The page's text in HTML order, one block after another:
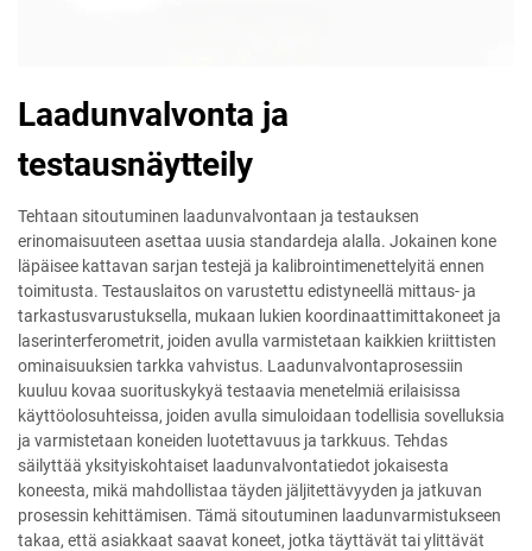
Laadunvalvonta ja
testausnäytteily
Tehtaan sitoutuminen laadunvalvontaan ja testauksen
erinomaisuuteen asettaa uusia standardeja alalla. Jokainen kone
läpäisee kattavan sarjan testejä ja kalibrointimenettelyitä ennen
toimitusta. Testauslaitos on varustettu edistyneellä mittaus- ja
tarkastusvarustuksella, mukaan lukien koordinaattimittakoneet ja
laserinterferometrit, joiden avulla varmistetaan kaikkien kriittisten
ominaisuuksien tarkka vahvistus. Laadunvalvontaprosessiin
kuuluu kovaa suorituskykyä testaavia menetelmiä erilaisissa
käyttöolosuhteissa, joiden avulla simuloidaan todellisia sovelluksia
ja varmistetaan koneiden luotettavuus ja tarkkuus. Tehdas
säilyttää yksityiskohtaiset laadunvalvontatiedot jokaisesta
koneesta, mikä mahdollistaa täyden jäljitettävyyden ja jatkuvan
prosessin kehittämisen. Tämä sitoutuminen laadunvarmistukseen
takaa, että asiakkaat saavat koneet, jotka täyttävät tai ylittävät